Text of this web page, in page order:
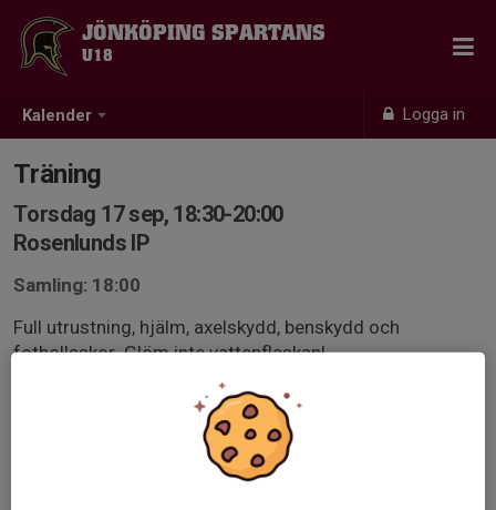
Kalender Logga in
JÖNKÖPING SPARTANS
U18
Träning
Torsdag 17 sep, 18:30-20:00
Rosenlunds IP
Samling: 18:00
Full utrustning, hjälm, axelskydd, benskydd och
fotbollsskor. Glöm inte vattenflaskan!